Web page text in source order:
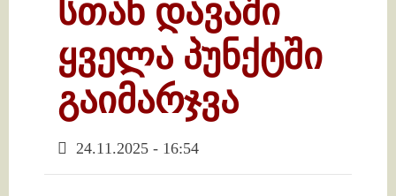
სთან დავაში
ყველა პუნქტში
გაიმარჯვა
24.11.2025 - 16:54